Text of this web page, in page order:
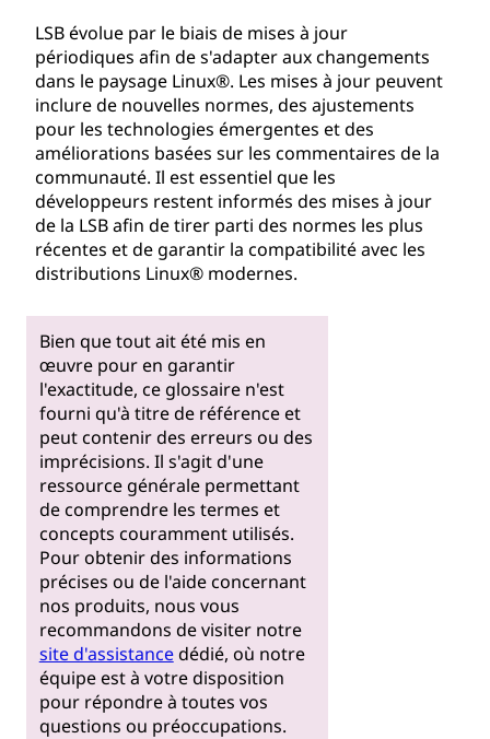
LSB évolue par le biais de mises à jour
périodiques afin de s'adapter aux changements
dans le paysage Linux®. Les mises à jour peuvent
inclure de nouvelles normes, des ajustements
pour les technologies émergentes et des
améliorations basées sur les commentaires de la
communauté. Il est essentiel que les
développeurs restent informés des mises à jour
de la LSB afin de tirer parti des normes les plus
récentes et de garantir la compatibilité avec les
distributions Linux® modernes.
Bien que tout ait été mis en
œuvre pour en garantir
l'exactitude, ce glossaire n'est
fourni qu'à titre de référence et
peut contenir des erreurs ou des
imprécisions. Il s'agit d'une
ressource générale permettant
de comprendre les termes et
concepts couramment utilisés.
Pour obtenir des informations
précises ou de l'aide concernant
nos produits, nous vous
recommandons de visiter notre
site d'assistancedédié, où notre
équipe est à votre disposition
pour répondre à toutes vos
questions ou préoccupations.